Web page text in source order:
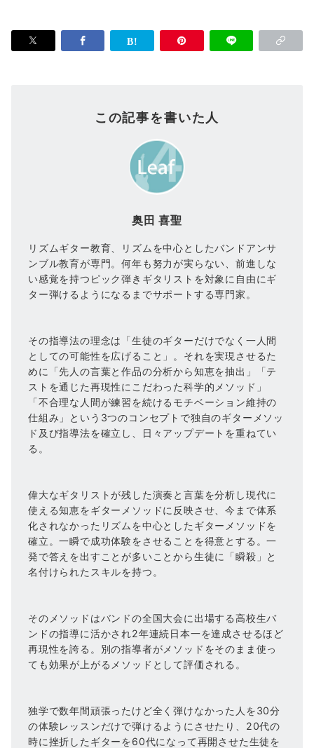
この記事を書いた人
奥田 喜聖
リズムギター教育、リズムを中心としたバンドアンサ
ンブル教育が専門。何年も努力が実らない、前進しな
い感覚を持つピック弾きギタリストを対象に自由にギ
ター弾けるようになるまでサポートする専門家。
その指導法の理念は「生徒のギターだけでなく一人間
としての可能性を広げること」。それを実現させるた
めに「先人の言葉と作品の分析から知恵を抽出」「テ
ストを通じた再現性にこだわった科学的メソッド」
「不合理な人間が練習を続けるモチベーション維持の
仕組み」という3つのコンセプトで独自のギターメソッ
ド及び指導法を確立し、日々アップデートを重ねてい
る。
偉大なギタリストが残した演奏と言葉を分析し現代に
使える知恵をギターメソッドに反映させ、今まで体系
化されなかったリズムを中心としたギターメソッドを
確立。一瞬で成功体験をさせることを得意とする。一
発で答えを出すことが多いことから生徒に「瞬殺」と
名付けられたスキルを持つ。
そのメソッドはバンドの全国大会に出場する高校生バ
ンドの指導に活かされ2年連続日本一を達成させるほど
再現性を誇る。別の指導者がメソッドをそのまま使っ
ても効果が上がるメソッドとして評価される。
独学で数年間頑張ったけど全く弾けなかった人を30分
の体験レッスンだけで弾けるようにさせたり、20代の
時に挫折したギターを60代になって再開させた生徒を